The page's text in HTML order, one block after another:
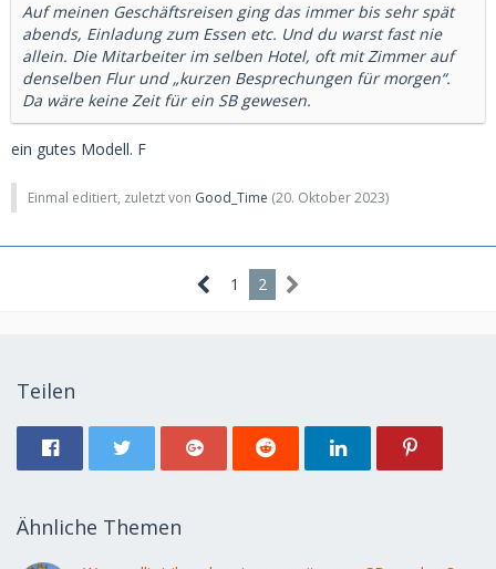
Auf meinen Geschäftsreisen ging das immer bis sehr spät
abends, Einladung zum Essen etc. Und du warst fast nie
allein. Die Mitarbeiter im selben Hotel, oft mit Zimmer auf
denselben Flur und „kurzen Besprechungen für morgen“.
Da wäre keine Zeit für ein SB gewesen.
ein gutes Modell. F
Einmal editiert, zuletzt von Good_Time (20. Oktober 2023)
1 2
Teilen
Ähnliche Themen